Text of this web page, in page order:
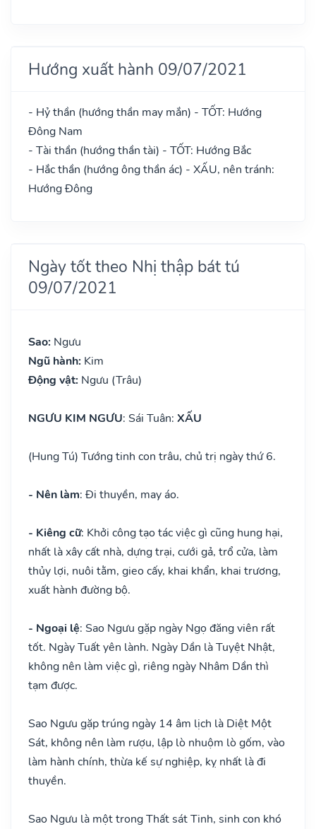
Hướng xuất hành 09/07/2021
- Hỷ thần (hướng thần may mắn) - TỐT: Hướng
Đông Nam
- Tài thần (hướng thần tài) - TỐT: Hướng Bắc
- Hắc thần (hướng ông thần ác) - XẤU, nên tránh:
Hướng Đông
Ngày tốt theo Nhị thập bát tú
09/07/2021
Sao: Ngưu
Ngũ hành: Kim
Động vật: Ngưu (Trâu)
NGƯU KIM NGƯU: Sái Tuân: XẤU
(Hung Tú) Tướng tinh con trâu, chủ trị ngày thứ 6.
- Nên làm: Đi thuyền, may áo.
- Kiêng cữ: Khởi công tạo tác việc gì cũng hung hại,
nhất là xây cất nhà, dựng trại, cưới gả, trổ cửa, làm
thủy lợi, nuôi tằm, gieo cấy, khai khẩn, khai trương,
xuất hành đường bộ.
- Ngoại lệ: Sao Ngưu gặp ngày Ngọ đăng viên rất
tốt. Ngày Tuất yên lành. Ngày Dần là Tuyệt Nhật,
không nên làm việc gì, riêng ngày Nhâm Dần thì
tạm được.
Sao Ngưu gặp trúng ngày 14 âm lịch là Diệt Một
Sát, không nên làm rượu, lập lò nhuộm lò gốm, vào
làm hành chính, thừa kế sự nghiệp, kỵ nhất là đi
thuyền.
Sao Ngưu là một trong Thất sát Tinh, sinh con khó